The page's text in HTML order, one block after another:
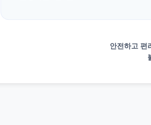
안전하고 편